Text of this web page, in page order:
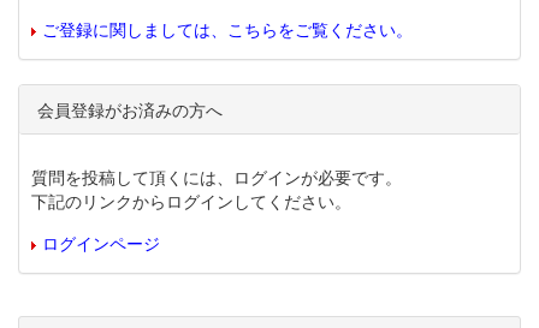
ご登録に関しましては、こちらをご覧ください。
会員登録がお済みの方へ
質問を投稿して頂くには、ログインが必要です。
下記のリンクからログインしてください。
ログインページ